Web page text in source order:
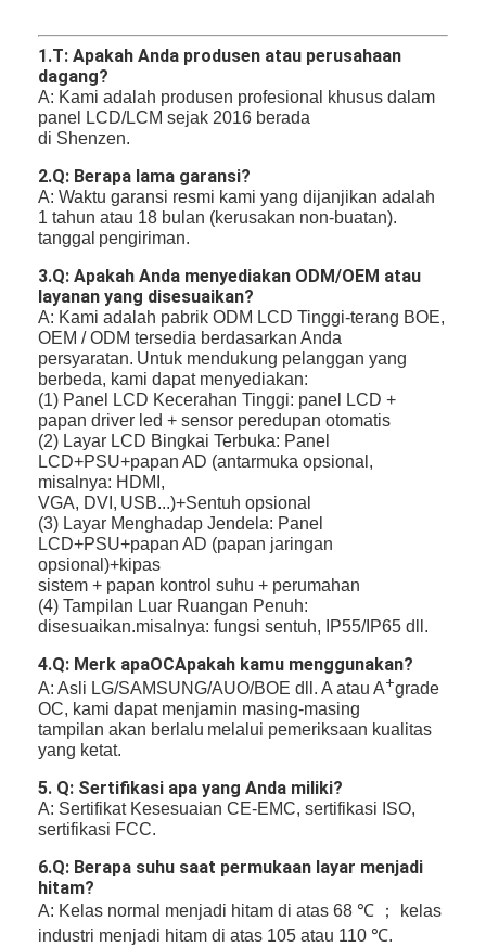
1.T: Apakah Anda produsen atau perusahaan
dagang?
A: Kami adalah produsen profesional khusus dalam
panel LCD/LCM sejak 2016 berada
di Shenzen.
2.Q: Berapa lama garansi?
A: Waktu garansi resmi kami yang dijanjikan adalah
1 tahun atau 18 bulan (kerusakan non-buatan).
tanggal pengiriman.
3.Q: Apakah Anda menyediakan ODM/OEM atau
layanan yang disesuaikan?
A: Kami adalah pabrik ODM LCD Tinggi-terang BOE,
OEM / ODM tersedia berdasarkan Anda
persyaratan. Untuk mendukung pelanggan yang
berbeda, kami dapat menyediakan:
(1) Panel LCD Kecerahan Tinggi: panel LCD +
papan driver led + sensor peredupan otomatis
(2) Layar LCD Bingkai Terbuka: Panel
LCD+PSU+papan AD (antarmuka opsional,
misalnya: HDMI,
VGA, DVI, USB...)+Sentuh opsional
(3) Layar Menghadap Jendela: Panel
LCD+PSU+papan AD (papan jaringan
opsional)+kipas
sistem + papan kontrol suhu + perumahan
(4) Tampilan Luar Ruangan Penuh:
disesuaikan.misalnya: fungsi sentuh, IP55/IP65 dll.
4.Q: Merk apaOCApakah kamu menggunakan?
A: Asli LG/SAMSUNG/AUO/BOE dll. A atau A+grade
OC, kami dapat menjamin masing-masing
tampilan akan berlalu melalui pemeriksaan kualitas
yang ketat.
5. Q: Sertifikasi apa yang Anda miliki?
A: Sertifikat Kesesuaian CE-EMC, sertifikasi ISO,
sertifikasi FCC.
6.Q: Berapa suhu saat permukaan layar menjadi
hitam?
A: Kelas normal menjadi hitam di atas 68 ℃ ； kelas
industri menjadi hitam di atas 105 atau 110 ℃.